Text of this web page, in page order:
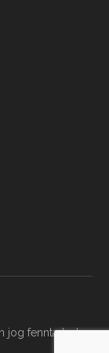
jog fenntartva!